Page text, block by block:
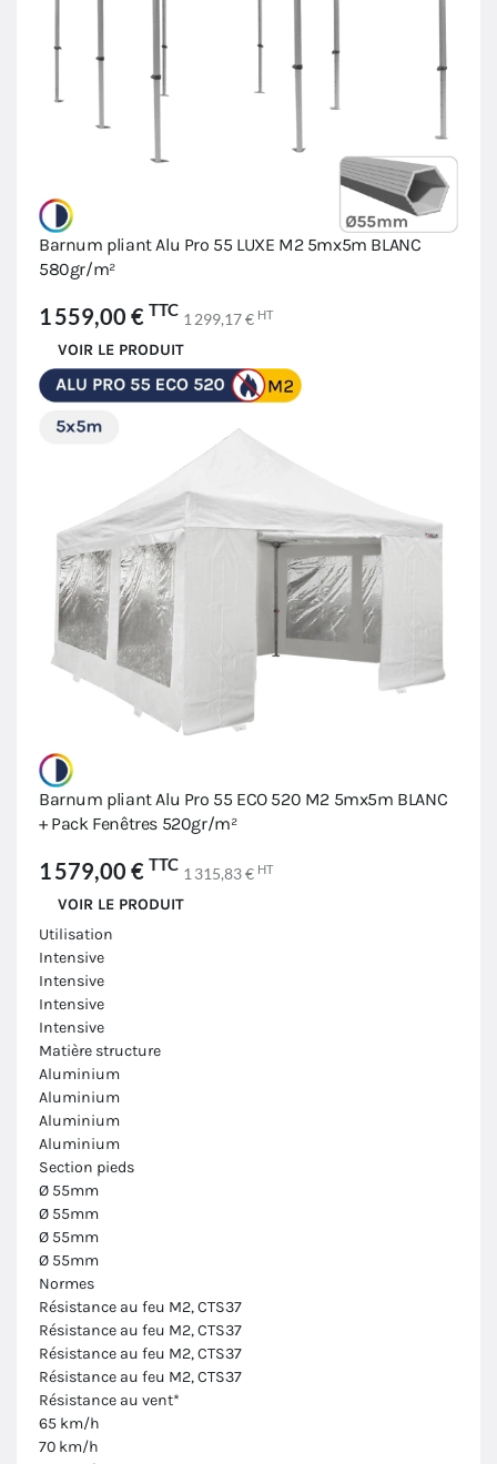
Barnum pliant Alu Pro 55 LUXE M2 5mx5m BLANC
580gr/m²
1 559,00 € TTC 1 299,17 € HT
VOIR LE PRODUIT
Barnum pliant Alu Pro 55 ECO 520 M2 5mx5m BLANC
+ Pack Fenêtres 520gr/m²
1 579,00 € TTC 1 315,83 € HT
VOIR LE PRODUIT
Utilisation
Intensive
Intensive
Intensive
Intensive
Matière structure
Aluminium
Aluminium
Aluminium
Aluminium
Section pieds
Ø 55mm
Ø 55mm
Ø 55mm
Ø 55mm
Normes
Résistance au feu M2, CTS37
Résistance au feu M2, CTS37
Résistance au feu M2, CTS37
Résistance au feu M2, CTS37
Résistance au vent*
65 km/h
70 km/h